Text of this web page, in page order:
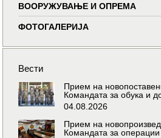
ВООРУЖУВАЊЕ И ОПРЕМА
ФОТОГАЛЕРИЈА
Вести
Прием на
Командата за обука и
04.08.2026
Прием на
Командата за операции